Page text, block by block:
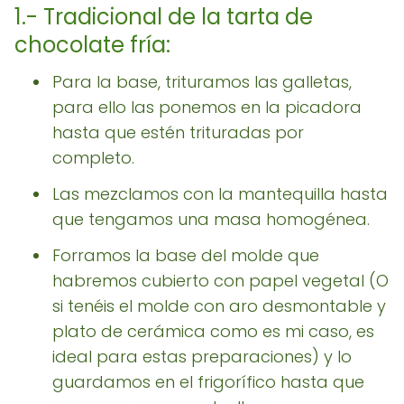
1.- Tradicional de la tarta de
chocolate fría:
Para la base, trituramos las galletas,
para ello las ponemos en la picadora
hasta que estén trituradas por
completo.
Las mezclamos con la mantequilla hasta
que tengamos una masa homogénea.
Forramos la base del molde que
habremos cubierto con papel vegetal (O
si tenéis el molde con aro desmontable y
plato de cerámica como es mi caso, es
ideal para estas preparaciones) y lo
guardamos en el frigorífico hasta que